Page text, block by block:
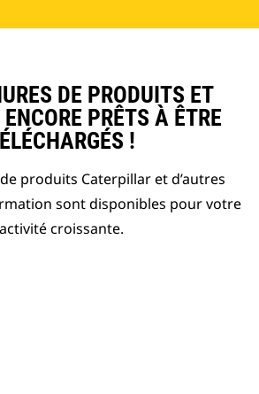
DE PRODUITS ET
PRÊTS À ÊTRE
!
produits Caterpillar et d’autres
sont disponibles pour votre
activité croissante.